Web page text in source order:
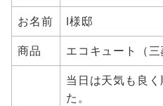
お名前 I様邸
商品 エコキュート（
当日は天気も良
た。